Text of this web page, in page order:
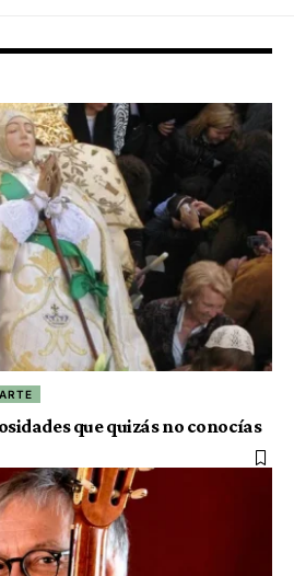
que quizás no conocías